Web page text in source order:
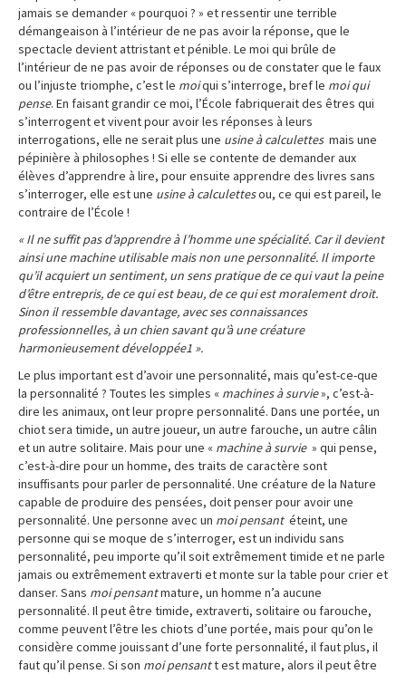
jamais se demander « pourquoi ? » et ressentir une terrible
démangeaison à l’intérieur de ne pas avoir la réponse, que le
spectacle devient attristant et pénible. Le moi qui brûle de
l’intérieur de ne pas avoir de réponses ou de constater que le faux
ou l’injuste triomphe, c’est le moiqui s’interroge, bref le moi qui
pense. En faisant grandir ce moi, l’École fabriquerait des êtres qui
s’interrogent et vivent pour avoir les réponses à leurs
interrogations, elle ne serait plus une usine à calculettes mais une
pépinière à philosophes ! Si elle se contente de demander aux
élèves d’apprendre à lire, pour ensuite apprendre des livres sans
s’interroger, elle est une usine à calculettesou, ce qui est pareil, le
contraire de l’École !
« Il ne suffit pas d’apprendre à l’homme une spécialité. Car il devient
ainsi une machine utilisable mais non une personnalité. Il importe
qu’il acquiert un sentiment, un sens pratique de ce qui vaut la peine
d’être entrepris, de ce qui est beau, de ce qui est moralement droit.
Sinon il ressemble davantage, avec ses connaissances
professionnelles, à un chien savant qu’à une créature
harmonieusement développée1 ».
Le plus important est d’avoir une personnalité, mais qu’est-ce-que
la personnalité ? Toutes les simples « machines à survie», c’est-à-
dire les animaux, ont leur propre personnalité. Dans une portée, un
chiot sera timide, un autre joueur, un autre farouche, un autre câlin
et un autre solitaire. Mais pour une « machine à survie » qui pense,
c’est-à-dire pour un homme, des traits de caractère sont
insuffisants pour parler de personnalité. Une créature de la Nature
capable de produire des pensées, doit penser pour avoir une
personnalité. Une personne avec un moi pensant éteint, une
personne qui se moque de s’interroger, est un individu sans
personnalité, peu importe qu’il soit extrêmement timide et ne parle
jamais ou extrêmement extraverti et monte sur la table pour crier et
danser. Sans moi pensantmature, un homme n’a aucune
personnalité. Il peut être timide, extraverti, solitaire ou farouche,
comme peuvent l’être les chiots d’une portée, mais pour qu’on le
considère comme jouissant d’une forte personnalité, il faut plus, il
faut qu’il pense. Si son moi pensantt est mature, alors il peut être